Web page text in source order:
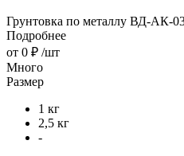
Грунтовка по металлу ВД-АК-
Подробнее
от 0 ₽ /шт
Много
Размер
1 кг
2,5 кг
-